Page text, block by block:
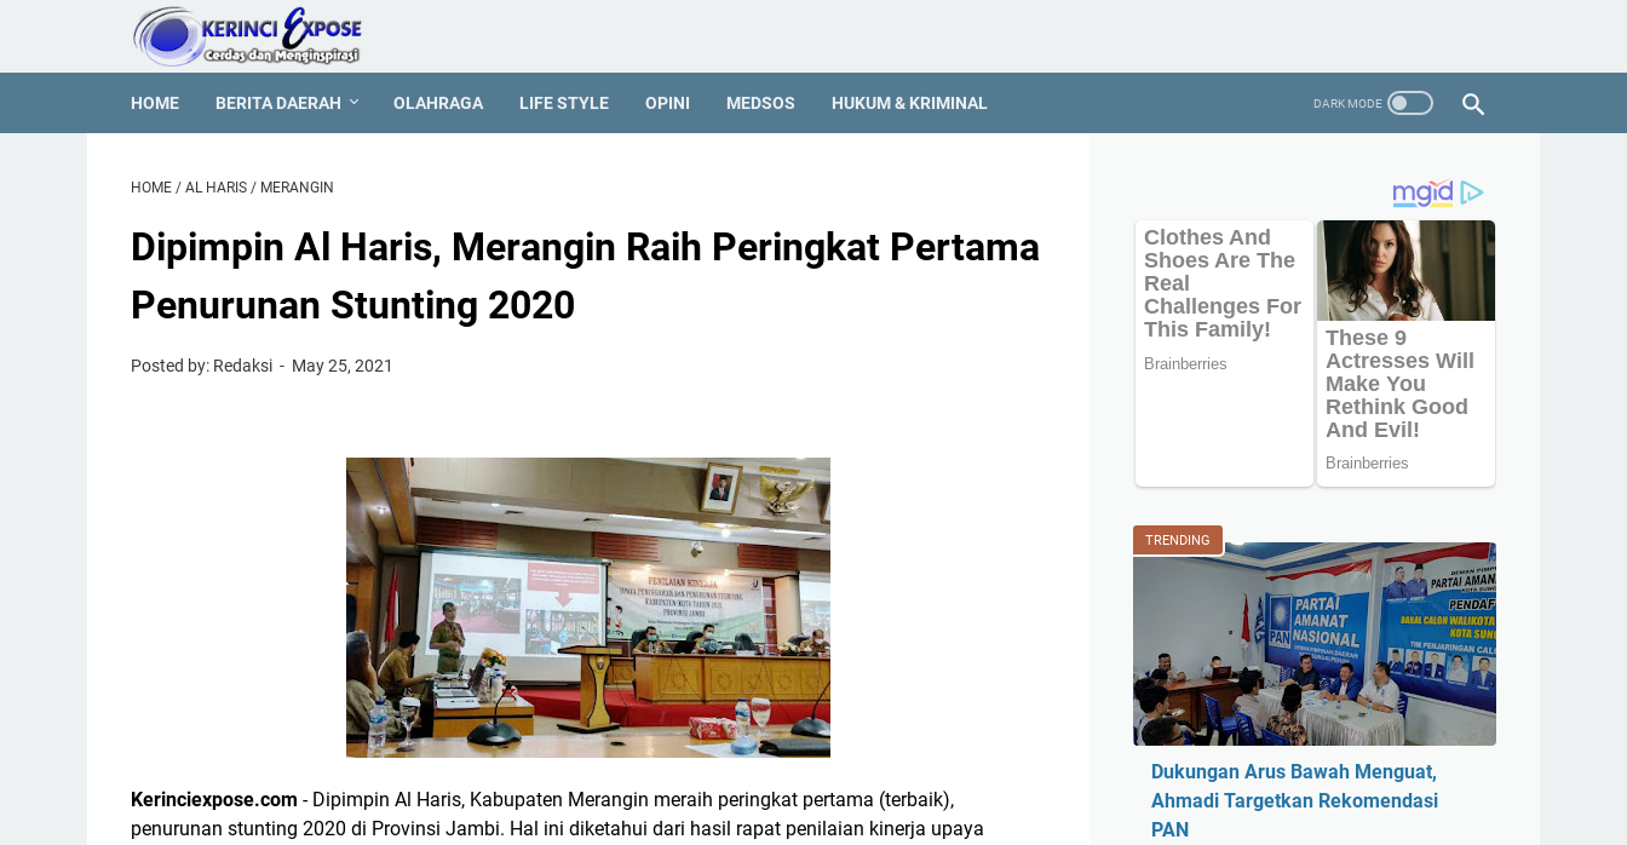
HOME BERITA DAERAH OLAHRAGA LIFE STYLE OPINI MEDSOS HUKUM & KRIMINAL
HOME / AL HARIS / MERANGIN
Dipimpin Al Haris, Merangin Raih Peringkat Pertama
Penurunan Stunting 2020
Posted by: Redaksi May 25, 2021
Kerinciexpose.com - Dipimpin Al Haris, Kabupaten Merangin meraih peringkat pertama (terbaik),
penurunan stunting 2020 di Provinsi Jambi. Hal ini diketahui dari hasil rapat penilaian kinerja upaya
TRENDING
Dukungan Arus Bawah Menguat,
Ahmadi Targetkan Rekomendasi
PAN